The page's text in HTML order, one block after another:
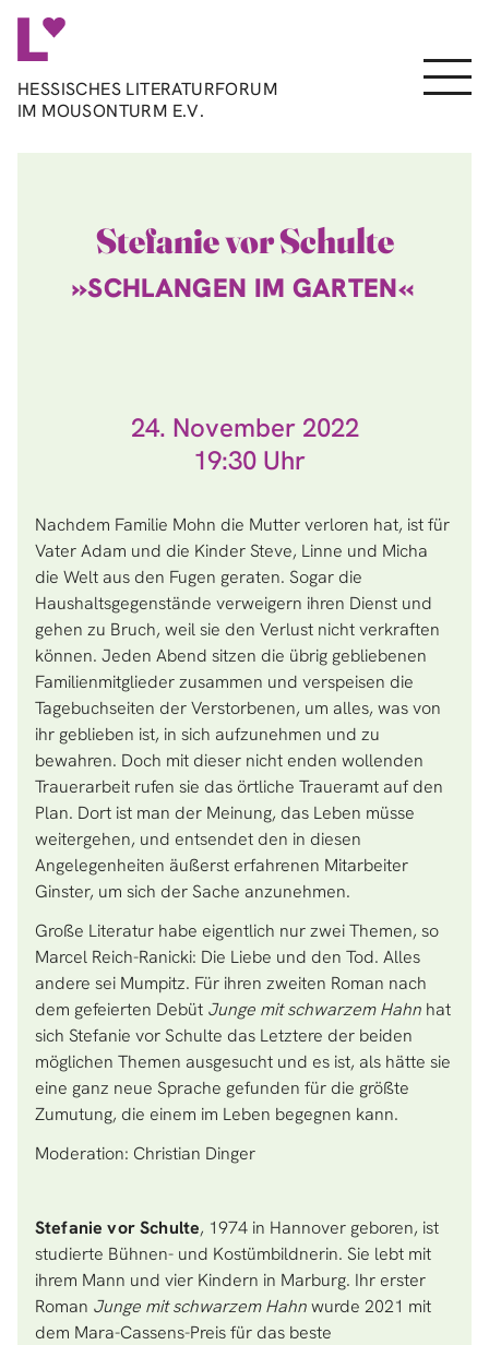
Direkt
Inhalt
HESSISCHES LITERATURFORUM
IM MOUSONTURM E.V.
Menu
Stefanie vor Schulte
»SCHLANGEN IM GARTEN«
24. November 2022
19:30
Nachdem Familie Mohn die Mutter verloren hat, ist für
Vater Adam und die Kinder Steve, Linne und Micha
die Welt aus den Fugen geraten. Sogar die
Haushaltsgegenstände verweigern ihren Dienst und
gehen zu Bruch, weil sie den Verlust nicht verkraften
können. Jeden Abend sitzen die übrig gebliebenen
Familienmitglieder zusammen und verspeisen die
Tagebuchseiten der Verstorbenen, um alles, was von
ihr geblieben ist, in sich aufzunehmen und zu
bewahren. Doch mit dieser nicht enden wollenden
Trauerarbeit rufen sie das örtliche Traueramt auf den
Plan. Dort ist man der Meinung, das Leben müsse
weitergehen, und entsendet den in diesen
Angelegenheiten äußerst erfahrenen Mitarbeiter
Ginster, um sich der Sache anzunehmen.
Große Literatur habe eigentlich nur zwei Themen, so
Marcel Reich-Ranicki: Die Liebe und den Tod. Alles
andere sei Mumpitz. Für ihren zweiten Roman nach
dem gefeierten Debüt Junge mit schwarzem Hahn hat
sich Stefanie vor Schulte das Letztere der beiden
möglichen Themen ausgesucht und es ist, als hätte sie
eine ganz neue Sprache gefunden für die größte
Zumutung, die einem im Leben begegnen kann.
Moderation: Christian Dinger
Stefanie vor Schulte, 1974 in Hannover geboren, ist
studierte Bühnen- und Kostümbildnerin. Sie lebt mit
ihrem Mann und vier Kindern in Marburg. Ihr erster
Roman Junge mit schwarzem Hahnwurde 2021 mit
dem Mara-Cassens-Preis für das beste